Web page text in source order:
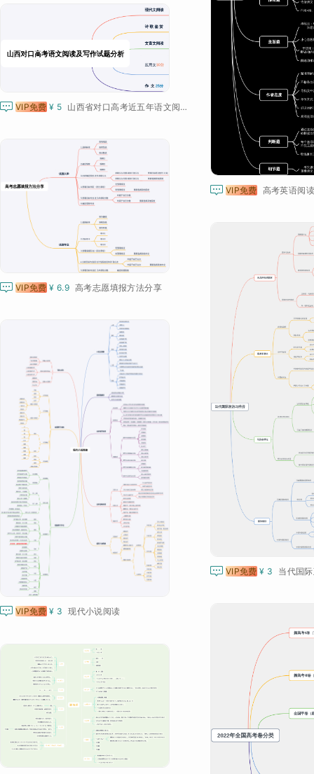
 VIP免费 高考英语阅
 VIP免费 ¥ 5 山西省对口高考近五年语文阅读及写作试题分析
 VIP免费 ¥ 6.9 高考志愿填报方法分享
 VIP免费 ¥ 3 当代国
 VIP免费 ¥ 3 现代小说阅读